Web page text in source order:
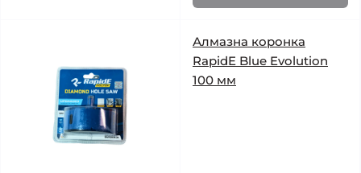
Алмазна коронка
RapidE Blue Evolution
100 мм